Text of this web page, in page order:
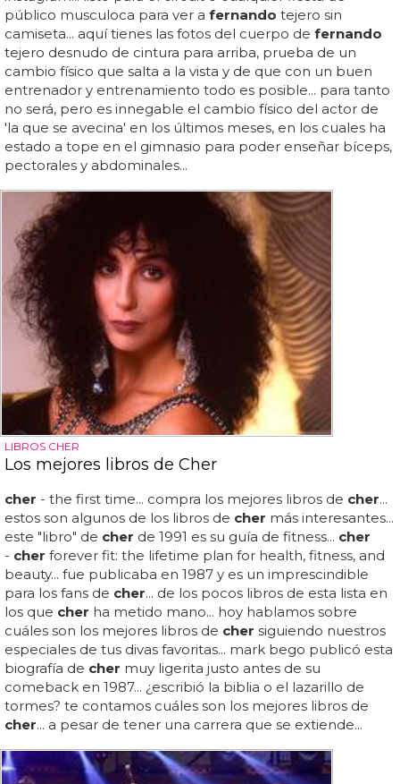
público musculoca para ver a fernando tejero sin
camiseta... aquí tienes las fotos del cuerpo de fernando
tejero desnudo de cintura para arriba, prueba de un
cambio físico que salta a la vista y de que con un buen
entrenador y entrenamiento todo es posible... para tanto
no será, pero es innegable el cambio físico del actor de
'la que se avecina' en los últimos meses, en los cuales ha
estado a tope en el gimnasio para poder enseñar bíceps,
pectorales y abdominales...
LIBROS CHER
Los mejores libros de Cher
cher - the first time... compra los mejores libros de cher...
estos son algunos de los libros de cher más interesantes...
este "libro" de cher de 1991 es su guía de fitness... cher
- cher forever fit: the lifetime plan for health, fitness, and
beauty... fue publicaba en 1987 y es un imprescindible
para los fans de cher... de los pocos libros de esta lista en
los que cher ha metido mano... hoy hablamos sobre
cuáles son los mejores libros de cher siguiendo nuestros
especiales de tus divas favoritas... mark bego publicó esta
biografía de cher muy ligerita justo antes de su
comeback en 1987... ¿escribió la biblia o el lazarillo de
tormes? te contamos cuáles son los mejores libros de
cher... a pesar de tener una carrera que se extiende...